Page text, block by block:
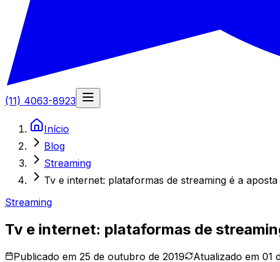
(11) 4063-8923
Início
Blog
Streaming
Tv e internet: plataformas de streaming é a
Streaming
Tv e internet: plataformas de
Publicado em 25 de outubro de 2019 Atualizado em 01